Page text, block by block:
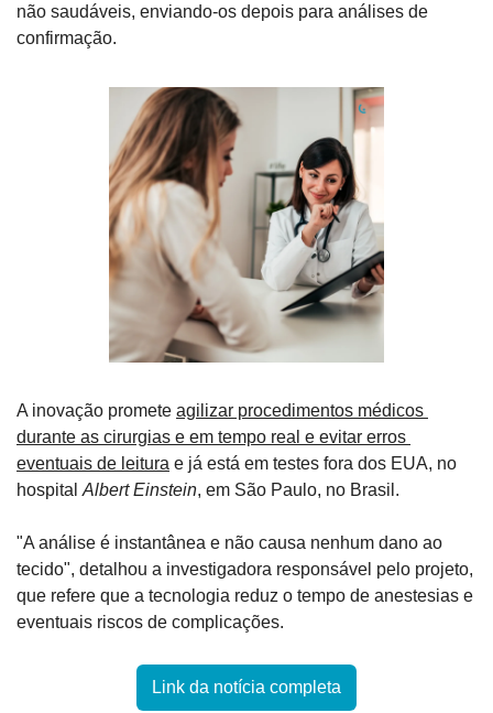
não saudáveis, enviando-os depois para análises de
confirmação.
A inovação promete agilizar procedimentos médicos
durante as cirurgias e em tempo real e evitar erros
eventuais de leitura e já está em testes fora dos EUA, no
hospital Albert Einstein, em São Paulo, no Brasil.
"A análise é instantânea e não causa nenhum dano ao
tecido", detalhou a investigadora responsável pelo projeto,
que refere que a tecnologia reduz o tempo de anestesias e
eventuais riscos de complicações.
Link da notícia completa